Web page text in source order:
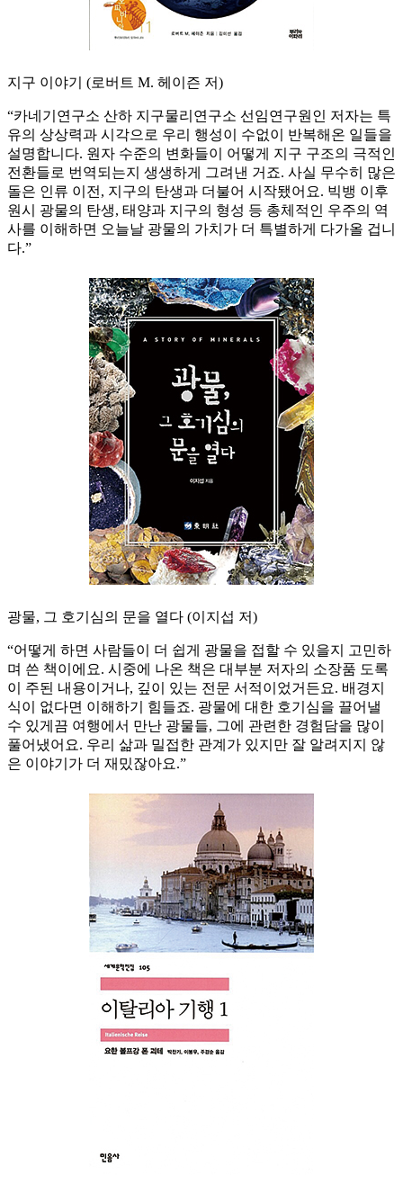
지구 이야기 (로버트 M. 헤이즌 저)
“카네기연구소 산하 지구물리연구소 선임연구원인 저자는 특
유의 상상력과 시각으로 우리 행성이 수없이 반복해온 일들을
설명합니다. 원자 수준의 변화들이 어떻게 지구 구조의 극적인
전환들로 번역되는지 생생하게 그려낸 거죠. 사실 무수히 많은
돌은 인류 이전, 지구의 탄생과 더불어 시작됐어요. 빅뱅 이후
원시 광물의 탄생, 태양과 지구의 형성 등 총체적인 우주의 역
사를 이해하면 오늘날 광물의 가치가 더 특별하게 다가올 겁니
다.”
광물, 그 호기심의 문을 열다 (이지섭 저)
“어떻게 하면 사람들이 더 쉽게 광물을 접할 수 있을지 고민하
며 쓴 책이에요. 시중에 나온 책은 대부분 저자의 소장품 도록
이 주된 내용이거나, 깊이 있는 전문 서적이었거든요. 배경지
식이 없다면 이해하기 힘들죠. 광물에 대한 호기심을 끌어낼
수 있게끔 여행에서 만난 광물들, 그에 관련한 경험담을 많이
풀어냈어요. 우리 삶과 밀접한 관계가 있지만 잘 알려지지 않
은 이야기가 더 재밌잖아요.”